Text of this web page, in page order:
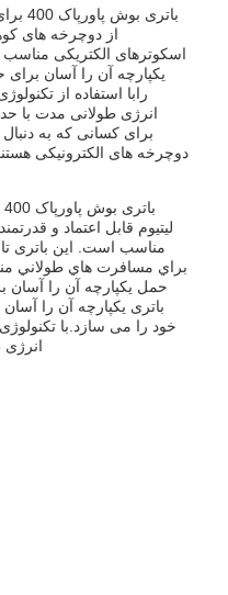
از دوچرخه های
اسکوترهای الکتریکی
یکپارچه آن را آسان
رابا استفاده از
انرژی طولانی مدت با
برای کسانی که به دنبال
دوچرخه های الکترونیکی
لیتیوم قابل اعتماد و
براي مسافرت هاي طولاني
حمل یکپارچه آن را آسان
باتری یکپارچه آن را
خود را می سازد.با تکنولوژی